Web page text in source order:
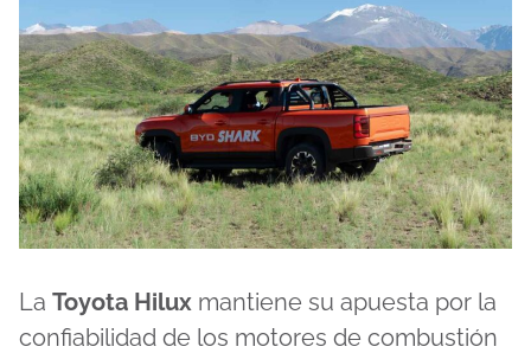
La Toyota Hilux mantiene su apuesta por la
confiabilidad de los motores de combustión